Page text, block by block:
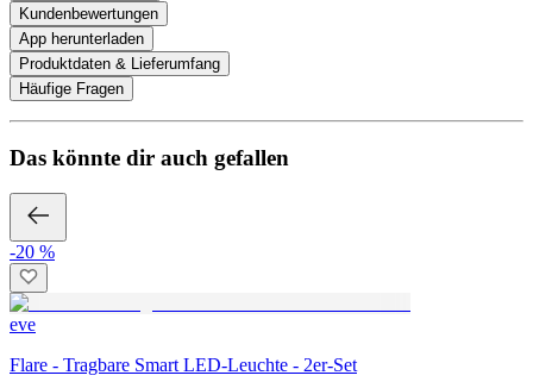
Kundenbewertungen
App herunterladen
Produktdaten & Lieferumfang
Häufige Fragen
Das könnte dir auch gefallen
-20 %
eve
Flare - Tragbare Smart LED-Leuchte - 2er-Set